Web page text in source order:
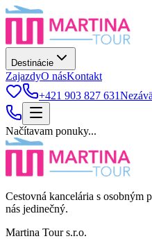
Destinácie
ZajazdyO násKontakt
+421 903 827 631
Načítavam ponuky...
Cestovná kancelária s osobným
nás jedinečný.
Martina Tour s.r.o.